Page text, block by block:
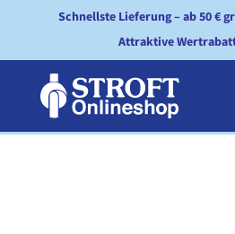
Schnellste Lieferung – ab 50 €
Attraktive